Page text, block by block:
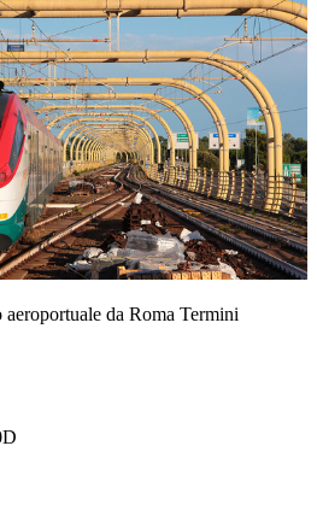
aeroportuale da Roma Termini